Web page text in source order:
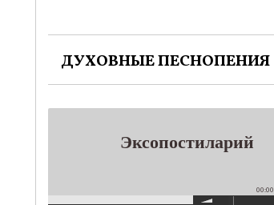
ДУХОВНЫЕ ПЕСНОПЕНИЯ
Эксопостиларий
00:00